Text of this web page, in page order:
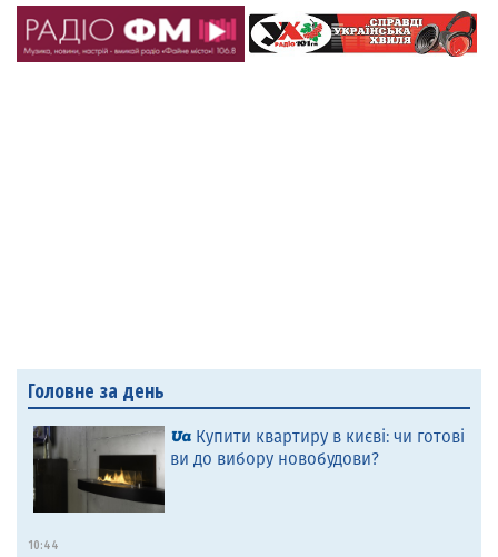
Головне за день
Купити квартиру в києві: чи готові
ви до вибору новобудови?
10:44